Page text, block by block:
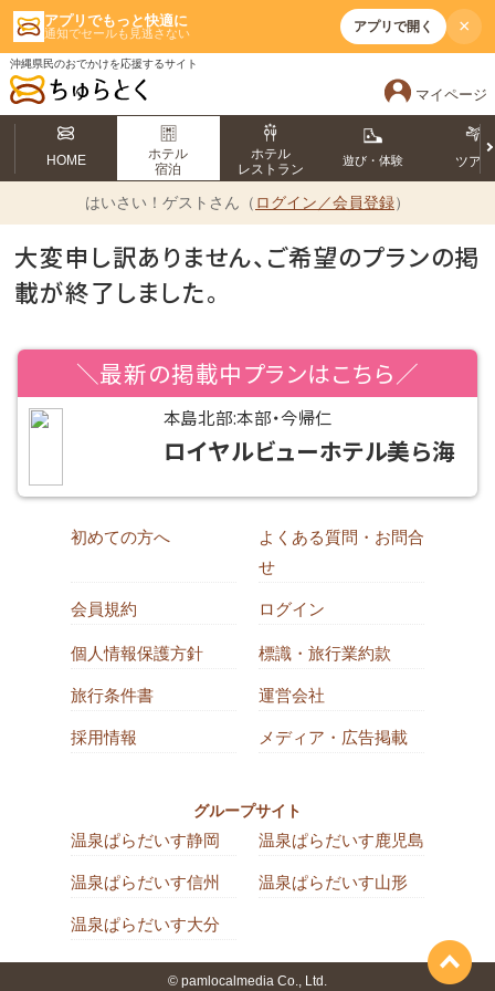
アプリでもっと快適に
通知でセールも見逃さない アプリで開く ×
沖縄県民のおでかけを応援するサイト
マイページ
HOME
ホテル
宿泊
ホテル
レストラン
遊び・体験 ツアー
はいさい！ ゲストさん（ ログイン／会員登録）
大変申し訳ありません、ご希望のプランの掲
載が終了しました。
＼最新の掲載中プランはこちら／
本島北部:本部・今帰仁
ロイヤルビューホテル美ら海
初めての方へ
よくある質問・お問合
せ
会員規約 ログイン
個人情報保護方針 標識・旅行業約款
旅行条件書 運営会社
採用情報 メディア・広告掲載
グループサイト
温泉ぱらだいす静岡 温泉ぱらだいす鹿児島
温泉ぱらだいす信州 温泉ぱらだいす山形
温泉ぱらだいす大分
© pamlocalmedia Co., Ltd.